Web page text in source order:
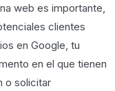
web es importante,
clientes
en Google, tu
en el que tienen
o solicitar